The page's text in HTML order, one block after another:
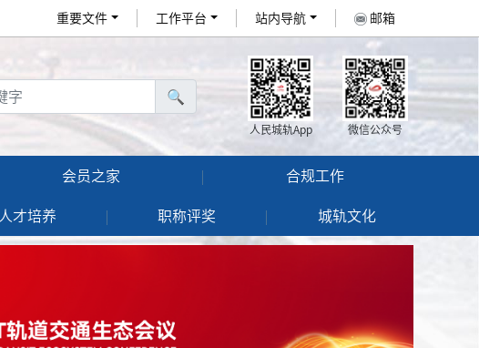
重要文件 工作平台 站内导航 邮箱
🔍
人民城轨App 微信公众号
会员之家 合规工作
人才培养 职称评奖 城轨文化